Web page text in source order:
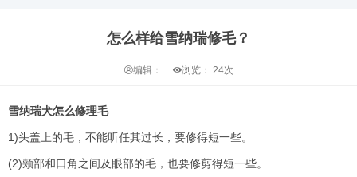
怎么样给雪纳瑞修毛？
编辑： 浏览： 24次
雪纳瑞犬怎么修理毛
1)头盖上的毛，不能听任其过长，要修得短一些。
(2)颊部和口角之间及眼部的毛，也要修剪得短一些。